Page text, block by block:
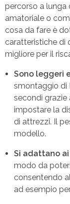
percorso a lunga
amatoriale o
cosa da fare è
caratteristiche di
migliore per il
Sono leggeri
smontaggio di
secondi grazie
impostare la
di attrezzi. Il
modello.
Si adattano
modo da
consentendo
ad esempio